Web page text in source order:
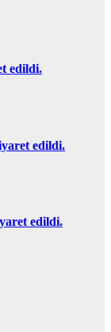
edildi.
edildi.
edildi.